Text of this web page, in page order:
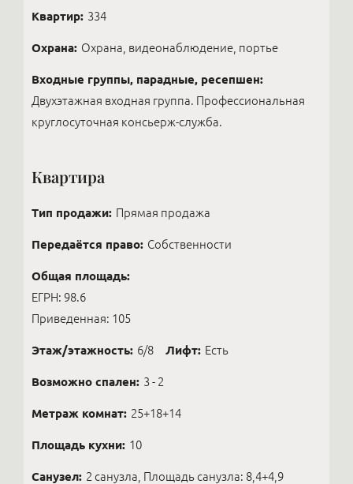
Квартир: 334
Охрана: Охрана, видеонаблюдение, портье
Входные группы, парадные, ресепшен:
Двухэтажная входная группа. Профессиональная
круглосуточная консьерж-служба.
Квартира
Тип продажи: Прямая продажа
Передаётся право: Собственности
Общая площадь:
ЕГРН: 98.6
Приведенная: 105
Этаж/этажность: 6/8 Лифт: Есть
Возможно спален: 3 - 2
Метраж комнат: 25+18+14
Площадь кухни: 10
Санузел: 2 санузла, Площадь санузла: 8,4+4,9